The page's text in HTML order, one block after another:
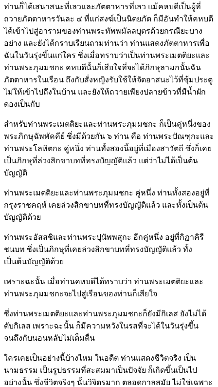
ท่านก็ได้เสนาสนะที่เลวและภัตตาหารที่เลว แม้คหบดีเป็นผู้ที่
ถวายภัตตาหารวันละ ๔ ที่แก่สงฆ์เป็นนิตยภัต ก็มีอันทำให้คหบดี
ได้เข้าไปสู่อารามของท่านพระทัพพมัลลบุตรด้วยกรณียะบาง
อย่าง และยังได้กราบเรียนถามท่านว่า ท่านแสดงภัตตาหารเพื่อ
ฉันในวันรุ่งขึ้นแก่ใคร ซึ่งเมื่อทราบว่าเป็นท่านพระเมตติยะและ
ท่านพระภุมมชกะ คหบดีนั้นก็เสียใจที่จะได้ภิกษุลามกนั้นฉัน
ภัตตาหารในเรือน ถึงกับสั่งหญิงรับใช้ให้จัดอาสนะไว้ที่ซุ้มประตู
ไม่ให้เข้าไปถึงในบ้าน และยังให้ถวายเพียงปลายข้าวที่มีน้ำผัก
ดองเป็นกับ
สำหรับท่านพระเมตติยะและท่านพระภุมมชกะ ก็เป็นคู่หนึ่งของ
พระภิกษุฉัพพัคคีย์ ซึ่งมีด้วยกัน ๖ ท่าน คือ ท่านพระปัณฑุกะและ
ท่านพระโลหิตกะ คู่หนึ่ง ท่านทั้งสองนี้อยู่ที่เมืองสาวัตถี ซึ่งก็เคย
เป็นภิกษุที่ล่วงสิกขาบทที่ทรงบัญญัติแล้ว แต่ว่าไม่ได้เป็นต้น
บัญญัติ
ท่านพระเมตติยะและท่านพระภุมมชกะ คู่หนึ่ง ท่านทั้งสองอยู่ที่
กรุงราชคฤห์ เคยล่วงสิกขาบทที่ทรงบัญญัติแล้ว และทั้งเป็นต้น
บัญญัติด้วย
ท่านพระอัสสชิและท่านพระปุนัพพสุกะ อีกคู่หนึ่ง อยู่ที่กิฏาคิรี
ชนบท ซึ่งเป็นภิกษุที่เคยล่วงสิกขาบทที่ทรงบัญญัติแล้ว ทั้ง
เป็นต้นบัญญัติด้วย
เพราะฉะนั้น เมื่อท่านคหบดีได้ทราบว่า ท่านพระเมตติยะและ
ท่านพระภุมมชกะจะไปสู่เรือนของท่านก็เสียใจ
ซึ่งท่านพระเมตติยะและท่านพระภุมมชกะก็ยังมีกิเลส ยังไม่ได้
ดับกิเลส เพราะฉะนั้น ก็มีความหวังในรสที่จะได้ในวันรุ่งขึ้น
จนถึงกับนอนหลับไม่เต็มตื่น
ใครเคยเป็นอย่างนี้บ้างไหม ในอดีต ท่านแสดงชีวิตจริง เป็น
นามธรรม เป็นรูปธรรมที่สะสมมาเป็นปัจจัย ก็เกิดขึ้นเป็นไป
อย่างนั้น ซึ่งชีวิตจริงๆ นั้นวิจิตรมาก ตลอดกาลสมัย ไม่ใช่เฉพาะ